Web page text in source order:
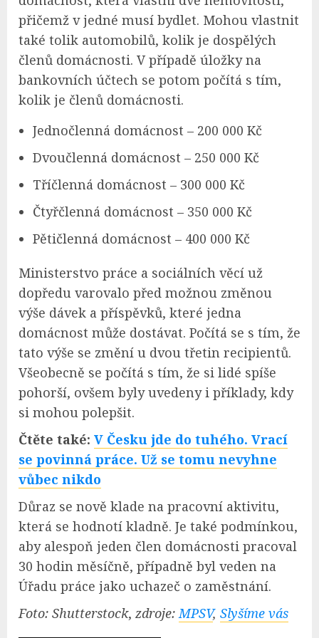
přičemž v jedné musí bydlet. Mohou vlastnit
také tolik automobilů, kolik je dospělých
členů domácnosti. V případě úložky na
bankovních účtech se potom počítá s tím,
kolik je členů domácnosti.
Jednočlenná domácnost – 200 000 Kč
Dvoučlenná domácnost – 250 000 Kč
Tříčlenná domácnost – 300 000 Kč
Čtyřčlenná domácnost – 350 000 Kč
Pětičlenná domácnost – 400 000 Kč
Ministerstvo práce a sociálních věcí už
dopředu varovalo před možnou změnou
výše dávek a příspěvků, které jedna
domácnost může dostávat. Počítá se s tím, že
tato výše se změní u dvou třetin recipientů.
Všeobecně se počítá s tím, že si lidé spíše
pohorší, ovšem byly uvedeny i příklady, kdy
si mohou polepšit.
Čtěte také: V Česku jde do tuhého. Vrací
se povinná práce. Už se tomu nevyhne
vůbec nikdo
Důraz se nově klade na pracovní aktivitu,
která se hodnotí kladně. Je také podmínkou,
aby alespoň jeden člen domácnosti pracoval
30 hodin měsíčně, případně byl veden na
Úřadu práce jako uchazeč o zaměstnání.
Foto: Shutterstock, zdroje:MPSV, Slyšíme vás